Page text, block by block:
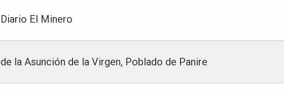
El Minero
la Asunción de la Virgen, Poblado de Panire